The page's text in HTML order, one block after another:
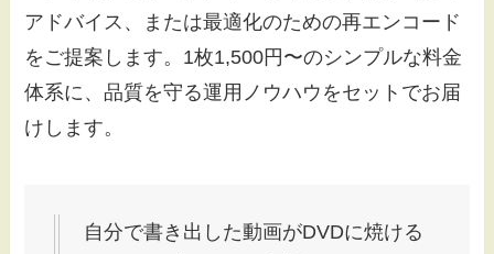
アドバイス、または最適化のための再エンコード
をご提案します。1枚1,500円〜のシンプルな料金
体系に、品質を守る運用ノウハウをセットでお届
けします。
自分で書き出した動画がDVDに焼ける